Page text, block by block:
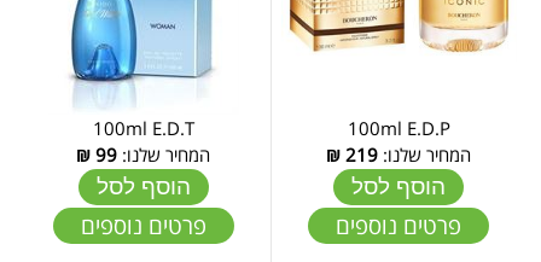
100ml E.D.P
המחיר שלנו: 219
₪
הוסף לסל
פרטים נוספים
100ml E.D.T
המחיר שלנו: 99
₪
הוסף לסל
פרטים נוספים